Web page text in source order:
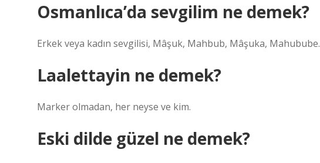
Osmanlıca’da sevgilim ne demek?
Erkek veya kadın sevgilisi, Mâşuk, Mahbub, Mâşuka, Mahubube.
Laalettayin ne demek?
Marker olmadan, her neyse ve kim.
Eski dilde güzel ne demek?